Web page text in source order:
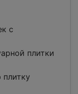
с
плитки